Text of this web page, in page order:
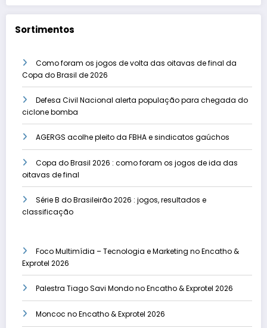
Sortimentos
Como foram os jogos de volta das oitavas de final da
Copa do Brasil de 2026
Defesa Civil Nacional alerta população para chegada do
ciclone bomba
AGERGS acolhe pleito da FBHA e sindicatos gaúchos
Copa do Brasil 2026 : como foram os jogos de ida das
oitavas de final
Série B do Brasileirão 2026 : jogos, resultados e
classificação
Foco Multimídia – Tecnologia e Marketing no Encatho &
Exprotel 2026
Palestra Tiago Savi Mondo no Encatho & Exprotel 2026
Moncoc no Encatho & Exprotel 2026